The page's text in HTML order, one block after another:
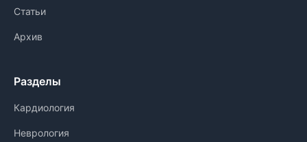
Статьи
Архив
Разделы
Кардиология
Неврология